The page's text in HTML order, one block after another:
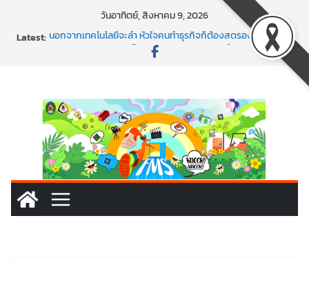
วันอาทิตย์, สิงหาคม 9, 2026
Latest:นอกจากเทคโนโลยีจะล้ำ หัวใจคนทำธุรกิจก็ต้องสตรอง!
พร้อมลุยแล้ว! ปักหมุดโรดแมป AI อัปสกิลธุรกิจให้พุ่งทะยาน
มรภ.เลย ได้สกิลทันสมัยแบบจัดเต็ม